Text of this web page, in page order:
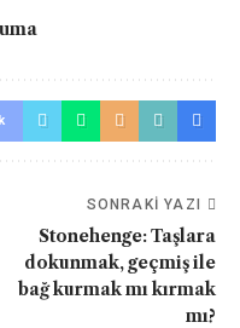
SONRAKI YAZI
Stonehenge: Taşlara
dokunmak, geçmiş ile
bağ kurmak mı kırmak
mı?